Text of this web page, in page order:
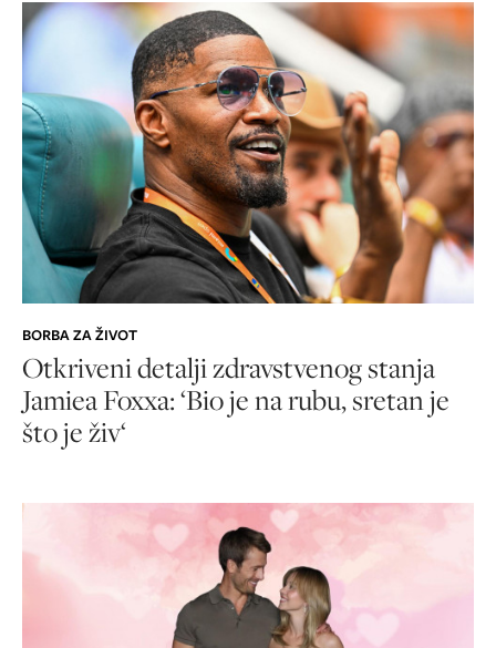
BORBA ZA ŽIVOT
Otkriveni detalji zdravstvenog stanja
Jamiea Foxxa: ‘Bio je na rubu, sretan je
što je živ‘